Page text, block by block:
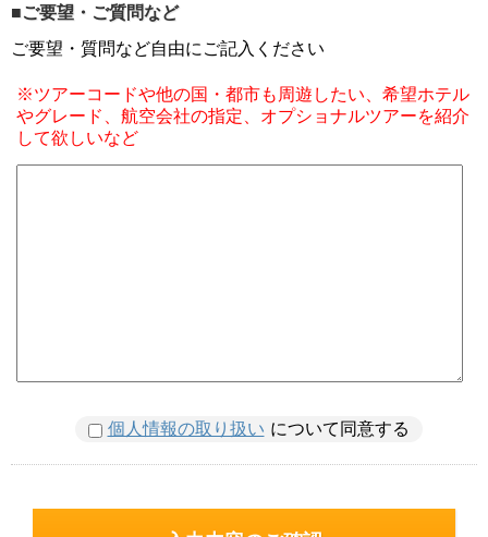
■ご要望・ご質問など
ご要望・質問など自由にご記入ください
※ツアーコードや他の国・都市も周遊したい、希望ホテル
やグレード、航空会社の指定、オプショナルツアーを紹介
して欲しいなど
個人情報の取り扱い について同意する